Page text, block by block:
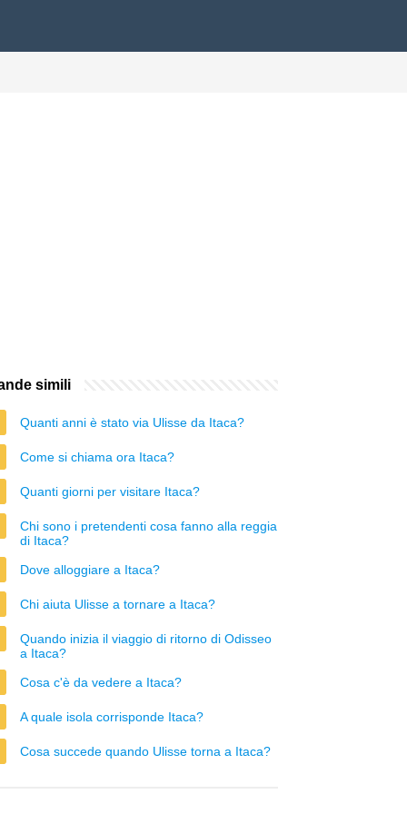
simili
Quanti anni è stato via Ulisse da Itaca?
Come si chiama ora Itaca?
Quanti giorni per visitare Itaca?
Chi sono i pretendenti cosa fanno alla reggia
di Itaca?
Dove alloggiare a Itaca?
Chi aiuta Ulisse a tornare a Itaca?
Quando inizia il viaggio di ritorno di Odisseo
a Itaca?
Cosa c'è da vedere a Itaca?
A quale isola corrisponde Itaca?
Cosa succede quando Ulisse torna a Itaca?